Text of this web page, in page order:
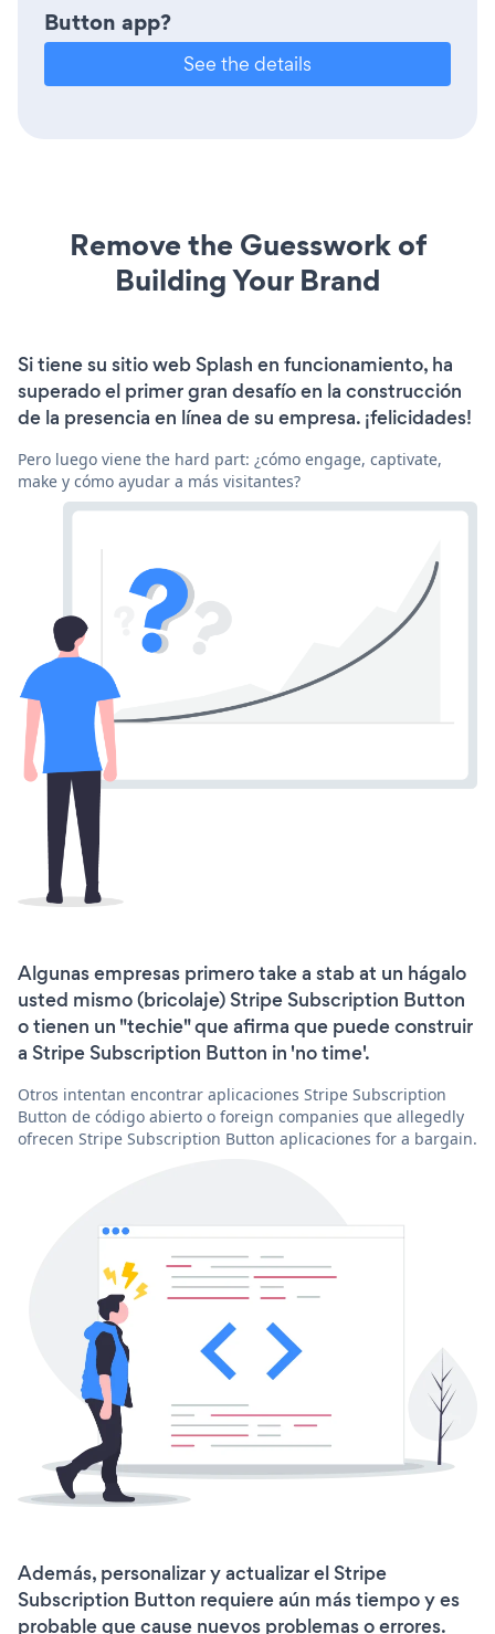
Button app?
See the details
Remove the Guesswork of
Building Your Brand
Si tiene su sitio web Splash en funcionamiento, ha
superado el primer gran desafío en la construcción
de la presencia en línea de su empresa. ¡felicidades!
Pero luego viene the hard part: ¿cómo engage, captivate,
make y cómo ayudar a más visitantes?
Algunas empresas primero take a stab at un hágalo
usted mismo (bricolaje) Stripe Subscription Button
o tienen un "techie" que afirma que puede construir
a Stripe Subscription Button in 'no time'.
Otros intentan encontrar aplicaciones Stripe Subscription
Button de código abierto o foreign companies que allegedly
ofrecen Stripe Subscription Button aplicaciones for a bargain.
Además, personalizar y actualizar el Stripe
Subscription Button requiere aún más tiempo y es
probable que cause nuevos problemas o errores.